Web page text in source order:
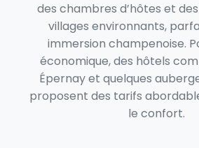
des chambres d’hôtes et
villages environnants,
immersion champenoise.
économique, des hôtels
Épernay et quelques
proposent des tarifs
le confort.